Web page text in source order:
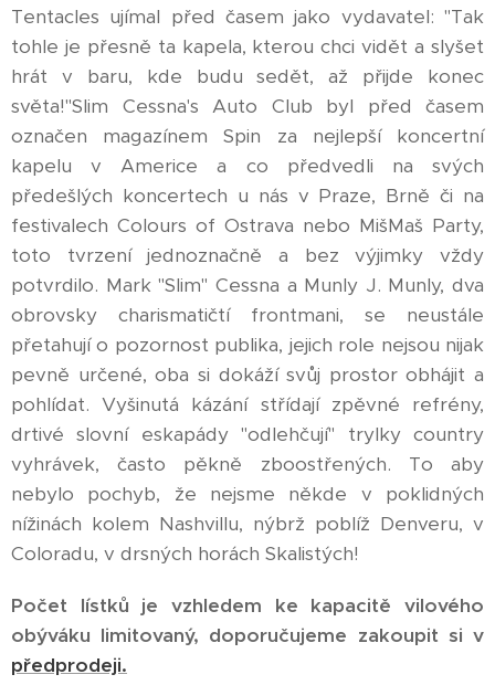
Tentacles ujímal před časem jako vydavatel: "Tak
tohle je přesně ta kapela, kterou chci vidět a slyšet
hrát v baru, kde budu sedět, až přijde konec
světa!"Slim Cessna's Auto Club byl před časem
označen magazínem Spin za nejlepší koncertní
kapelu v Americe a co předvedli na svých
předešlých koncertech u nás v Praze, Brně či na
festivalech Colours of Ostrava nebo MišMaš Party,
toto tvrzení jednoznačně a bez výjimky vždy
potvrdilo. Mark "Slim" Cessna a Munly J. Munly, dva
obrovsky charismatičtí frontmani, se neustále
přetahují o pozornost publika, jejich role nejsou nijak
pevně určené, oba si dokáží svůj prostor obhájit a
pohlídat. Vyšinutá kázání střídají zpěvné refrény,
drtivé slovní eskapády "odlehčují" trylky country
vyhrávek, často pěkně zboostřených. To aby
nebylo pochyb, že nejsme někde v poklidných
nížinách kolem Nashvillu, nýbrž poblíž Denveru, v
Coloradu, v drsných horách Skalistých!
Počet lístků je vzhledem ke kapacitě vilového
obýváku limitovaný, doporučujeme zakoupit si v
předprodeji.